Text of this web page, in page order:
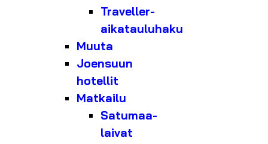
Traveller-
aikatauluhaku
Muuta
Joensuun
hotellit
Matkailu
Satumaa-
laivat